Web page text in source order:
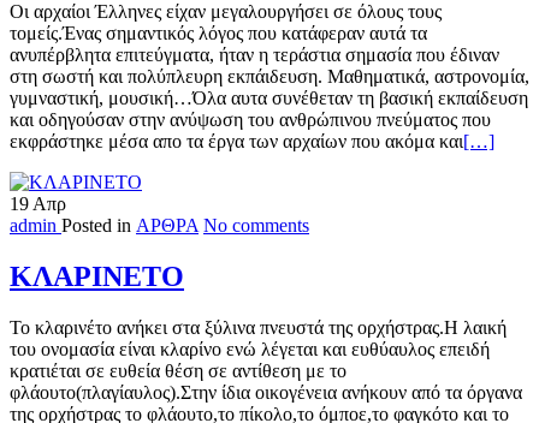
ΤΟ
ΠΑΙΔΙ
ΜΟΥ
Οι αρχαίοι Έλληνες είχαν μεγαλουργήσει σε όλους τους
τομείς.Ένας σημαντικός λόγος που κατάφεραν αυτά τα
ανυπέρβλητα επιτεύγματα, ήταν η τεράστια σημασία που έδιναν
στη σωστή και πολύπλευρη εκπάιδευση. Μαθηματικά, αστρονομία,
γυμναστική, μουσική…Όλα αυτα συνέθεταν τη βασική εκπαίδευση
και οδηγούσαν στην ανύψωση του ανθρώπινου πνεύματος που
εκφράστηκε μέσα απο τα έργα των αρχαίων που ακόμα καιRead
[…]
19 Απρ
admin Posted in ΑΡΘΡΑ No comments
ΚΛΑΡΙΝΕΤΟ
Το κλαρινέτο ανήκει στα ξύλινα πνευστά της ορχήστρας.Η λαική
του ονομασία είναι κλαρίνο ενώ λέγεται και ευθύαυλος επειδή
κρατιέται σε ευθεία θέση σε αντίθεση με το
φλάουτο(πλαγίαυλος).Στην ίδια οικογένεια ανήκουν από τα όργανα
της ορχήστρας το φλάουτο,το πίκολο,το όμποε,το φαγκότο και το